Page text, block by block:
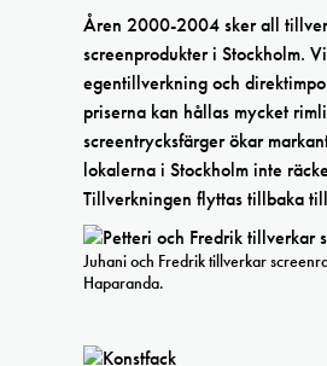
Åren 2000-2004 sker all
screenprodukter i Stockholm.
egentillverkning och
priserna kan hållas mycket
screentrycksfärger ökar
lokalerna i Stockholm inte
Tillverkningen flyttas tillbaka
Juhani och Fredrik tillverkar
Haparanda.